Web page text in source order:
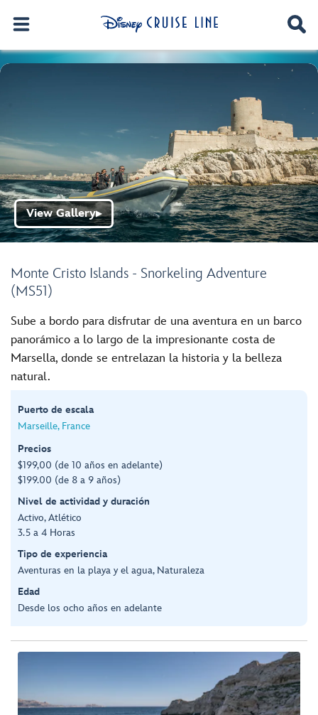
Monte Cristo Islands - Snorkeling Adventure
(MS51)
View Gallery▶
Sube a bordo para disfrutar de una aventura en un barco
panorámico a lo largo de la impresionante costa de
Marsella, donde se entrelazan la historia y la belleza
natural.
Puerto de escala
Marseille, France
Precios
$199,00 (de 10 años en adelante)
$199.00 (de 8 a 9 años)
Nivel de actividad y duración
Activo, Atlético
3.5 a 4 Horas
Tipo de experiencia
Aventuras en la playa y el agua, Naturaleza
Edad
Desde los ocho años en adelante